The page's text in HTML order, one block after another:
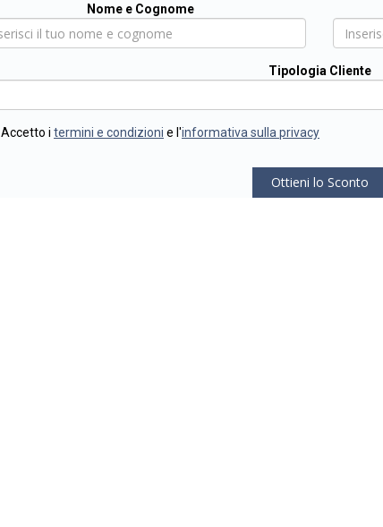
Nome e Cognome
Tipologia Cliente
Accetto i termini e condizioni e l'informativa sulla privacy
Ottieni lo Sconto